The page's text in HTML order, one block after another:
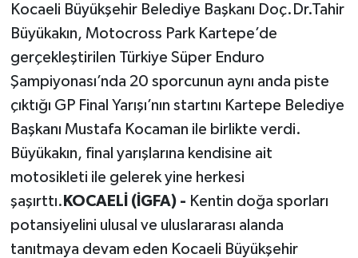
Kocaeli Büyükşehir Belediye Başkanı Doç.Dr.Tahir
Büyükakın, Motocross Park Kartepe’de
gerçekleştirilen Türkiye Süper Enduro
Şampiyonası’nda 20 sporcunun aynı anda piste
çıktığı GP Final Yarışı’nın startını Kartepe Belediye
Başkanı Mustafa Kocaman ile birlikte verdi.
Büyükakın, final yarışlarına kendisine ait
motosikleti ile gelerek yine herkesi
şaşırttı. KOCAELİ (İGFA) - Kentin doğa sporları
potansiyelini ulusal ve uluslararası alanda
tanıtmaya devam eden Kocaeli Büyükşehir